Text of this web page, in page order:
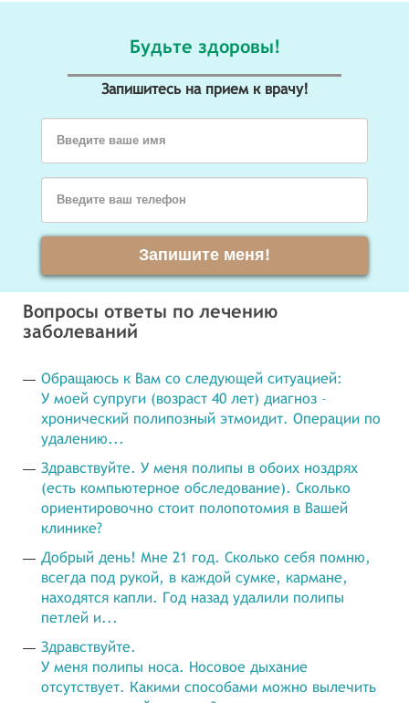
Будьте здоровы!
Запишитесь на прием к врачу!
Введите ваше имя
Введите ваш телефон
Запишите меня!
Вопросы ответы по лечению
заболеваний
Обращаюсь к Вам со следующей ситуацией:
У моей супруги (возраст 40 лет) диагноз –
хронический полипозный этмоидит. Операции по
удалению...
Здравствуйте. У меня полипы в обоих ноздрях
(есть компьютерное обследование). Сколько
ориентировочно стоит полопотомия в Вашей
клинике?
Добрый день! Мне 21 год. Сколько себя помню,
всегда под рукой, в каждой сумке, кармане,
находятся капли. Год назад удалили полипы
петлей и...
Здравствуйте.
У меня полипы носа. Носовое дыхание
отсутствует. Какими способами можно вылечить